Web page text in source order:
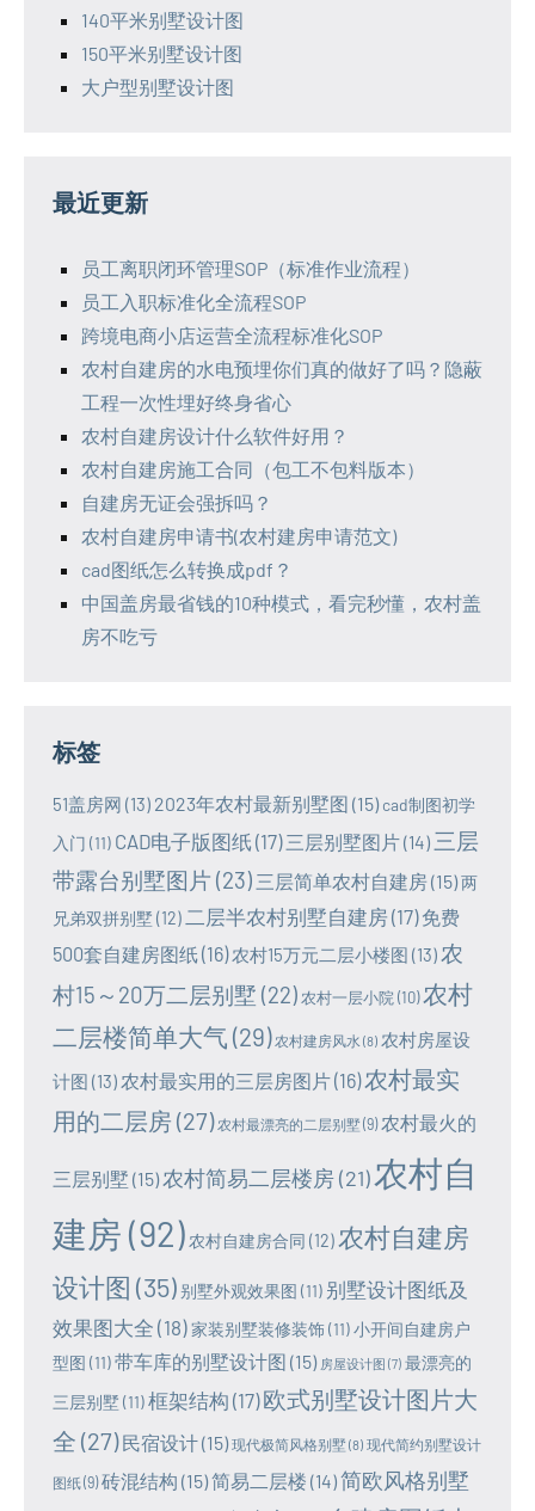
140平米别墅设计图
150平米别墅设计图
大户型别墅设计图
最近更新
员工离职闭环管理SOP（标准作业流程）
员工入职标准化全流程SOP
跨境电商小店运营全流程标准化SOP
农村自建房的水电预埋你们真的做好了吗？隐蔽
工程一次性埋好终身省心
农村自建房设计什么软件好用？
农村自建房施工合同（包工不包料版本）
自建房无证会强拆吗？
农村自建房申请书(农村建房申请范文)
cad图纸怎么转换成pdf？
中国盖房最省钱的10种模式，看完秒懂，农村盖
房不吃亏
标签
51盖房网 (13) 2023年农村最新别墅图 (15) cad制图初学
入门 (11) CAD电子版图纸(17) 三层别墅图片(14) 三层
带露台别墅图片 (23) 三层简单农村自建房(15)两
兄弟双拼别墅 (12) 二层半农村别墅自建房(17) 免费
500套自建房图纸(16) 农村15万元二层小楼图 (13)农
村15～20万二层别墅 (22)农村一层小院(10)农村
二层楼简单大气 (29) 农村建房风水 (8) 农村房屋设
计图 (13) 农村最实用的三层房图片(16)农村最实
用的二层房 (27) 农村最漂亮的二层别墅(9) 农村最火的
三层别墅 (15)农村简易二层楼房(21)农村自
建房 (92) 农村自建房合同 (12)农村自建房
设计图 (35) 别墅外观效果图 (11) 别墅设计图纸及
效果图大全 (18)家装别墅装修装饰(11)小开间自建房户
型图 (11)带车库的别墅设计图 (15) 房屋设计图 (7) 最漂亮的
三层别墅 (11)框架结构 (17) 欧式别墅设计图片大
全 (27) 民宿设计(15) 现代极简风格别墅(8) 现代简约别墅设计
图纸(9) 砖混结构 (15)简易二层楼 (14)简欧风格别墅